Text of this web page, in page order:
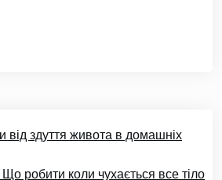
від здуття живота в домашніх
Що робити коли чухається все тіло